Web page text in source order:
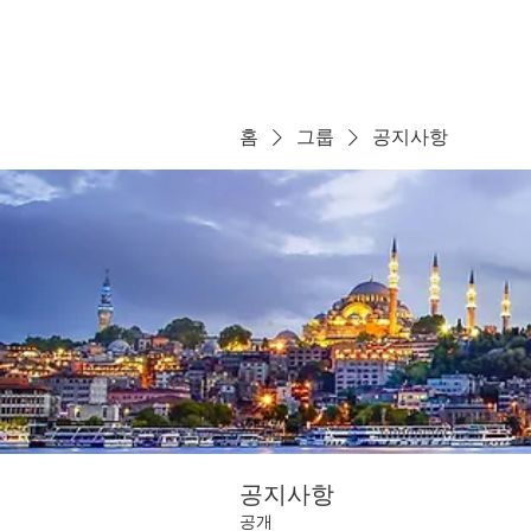
홈 그룹 공지사항
공지사항
공개